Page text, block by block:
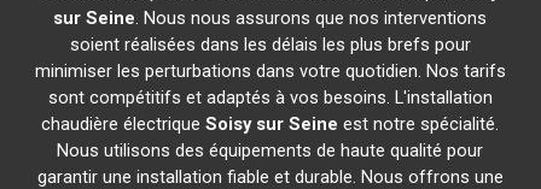
sur Seine. Nous nous assurons que nos interventions
soient réalisées dans les délais les plus brefs pour
minimiser les perturbations dans votre quotidien. Nos tarifs
sont compétitifs et adaptés à vos besoins. L'installation
chaudière électriqueSoisy sur Seine est notre spécialité.
Nous utilisons des équipements de haute qualité pour
garantir une installation fiable et durable. Nous offrons une